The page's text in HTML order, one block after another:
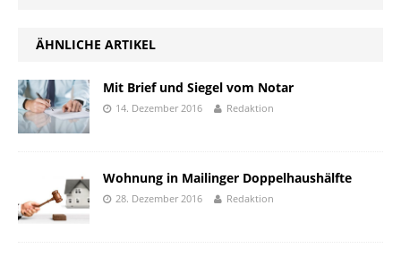
ÄHNLICHE ARTIKEL
Mit Brief und Siegel vom Notar
14. Dezember 2016 Redaktion
Wohnung in Mailinger Doppelhaushälfte
28. Dezember 2016 Redaktion